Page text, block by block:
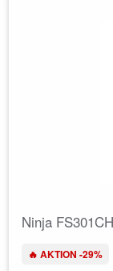
Ninja
🔥 AKTION -29%